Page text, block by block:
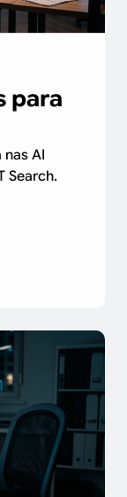
para
AI
Search.